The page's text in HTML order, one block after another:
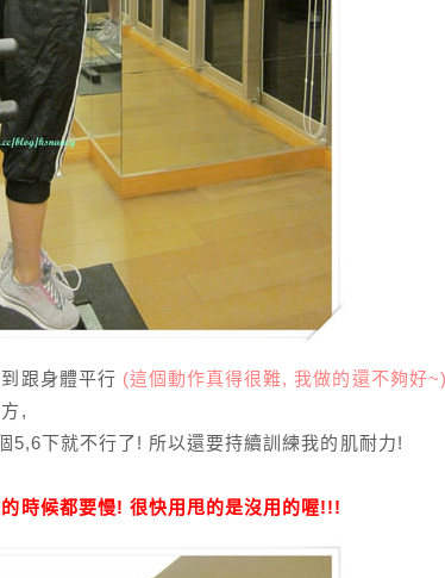
跟身體平行 (這個動作真得很難, 我做的還不夠好~)
,
5,6下就不行了! 所以還要持續訓練我的肌耐力!
時候都要慢! 很快用甩的是沒用的喔!!!